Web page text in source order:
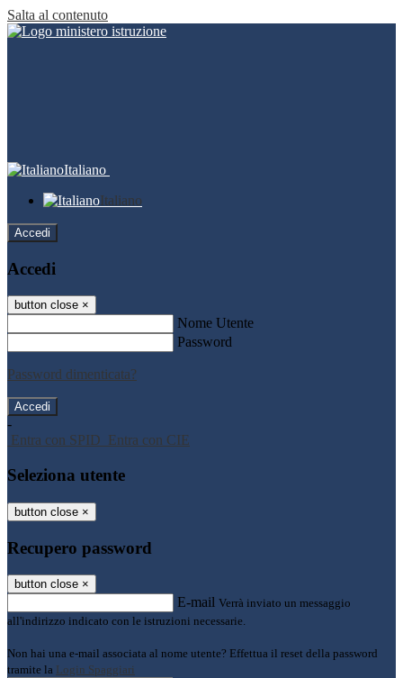
Salta al contenuto
Italiano
Italiano
Accedi
Accedi
button close ×
Nome Utente
Password
Password dimenticata?
-
Entra con SPID Entra con CIE
Seleziona utente
button close ×
Recupero password
button close ×
E-mail Verrà inviato un messaggio
all'indirizzo indicato con le istruzioni necessarie.
Non hai una e-mail associata al nome utente? Effettua il reset della password
tramite la Login Spaggiari